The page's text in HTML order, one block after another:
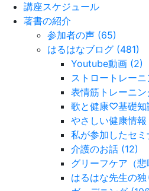
講座スケジュール
著書の紹介
参加者の声 (65)
はるはなブログ (481)
Youtube動画 (2)
ストロートレー
表情筋トレーニ
歌と健康♡基礎知
やさしい健康情
私が参加したセ
介護のお話 (12)
グリーフケア（
はるはな先生の